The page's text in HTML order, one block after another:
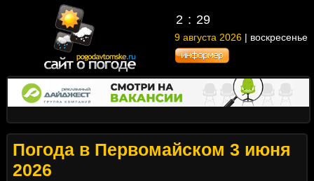
2 29
9 августа 2026 | воскресенье
Погода в Первомайском 3 июня
2026